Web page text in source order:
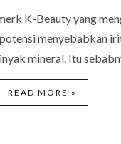
K-Beauty yang
menyebabkan
mineral. Itu
READ MORE »